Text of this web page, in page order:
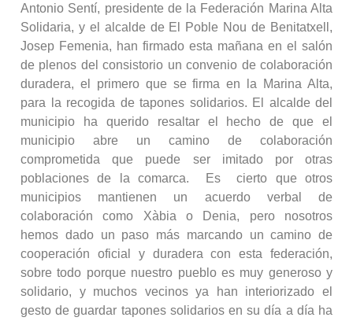
Antonio Sentí, presidente de la Federación Marina Alta
Solidaria, y el alcalde de El Poble Nou de Benitatxell,
Josep Femenia, han firmado esta mañana en el salón
de plenos del consistorio un convenio de colaboración
duradera, el primero que se firma en la Marina Alta,
para la recogida de tapones solidarios. El alcalde del
municipio ha querido resaltar el hecho de que el
municipio abre un camino de colaboración
comprometida que puede ser imitado por otras
poblaciones de la comarca. Es cierto que otros
municipios mantienen un acuerdo verbal de
colaboración como Xàbia o Denia, pero nosotros
hemos dado un paso más marcando un camino de
cooperación oficial y duradera con esta federación,
sobre todo porque nuestro pueblo es muy generoso y
solidario, y muchos vecinos ya han interiorizado el
gesto de guardar tapones solidarios en su día a día ha